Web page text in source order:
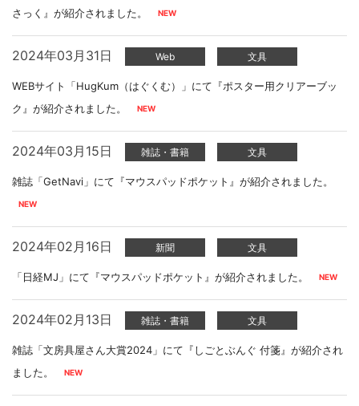
さっく』が紹介されました。
2024年03月31日 Web 文具
WEBサイト「HugKum（はぐくむ）」にて『ポスター用クリアーブッ
ク』が紹介されました。
2024年03月15日 雑誌・書籍 文具
雑誌「GetNavi」にて『マウスパッドポケット』が紹介されました。
2024年02月16日 新聞 文具
「日経MJ」にて『マウスパッドポケット』が紹介されました。
2024年02月13日 雑誌・書籍 文具
雑誌「文房具屋さん大賞2024」にて『しごとぶんぐ 付箋』が紹介され
ました。